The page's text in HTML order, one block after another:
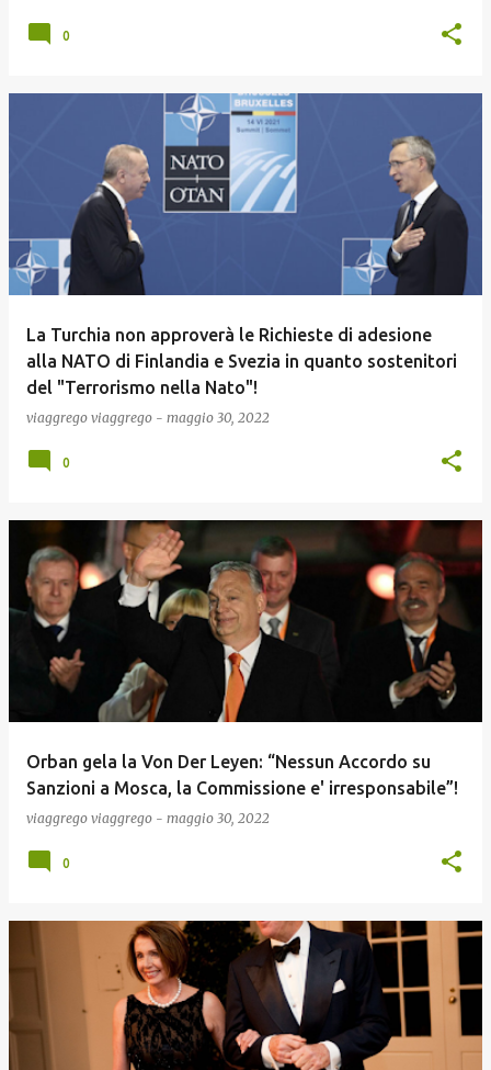
0
La Turchia non approverà le Richieste di adesione
alla NATO di Finlandia e Svezia in quanto sostenitori
del "Terrorismo nella Nato"!
viaggrego viaggrego - maggio 30, 2022
0
Orban gela la Von Der Leyen: “Nessun Accordo su
Sanzioni a Mosca, la Commissione e' irresponsabile”!
viaggrego viaggrego - maggio 30, 2022
0